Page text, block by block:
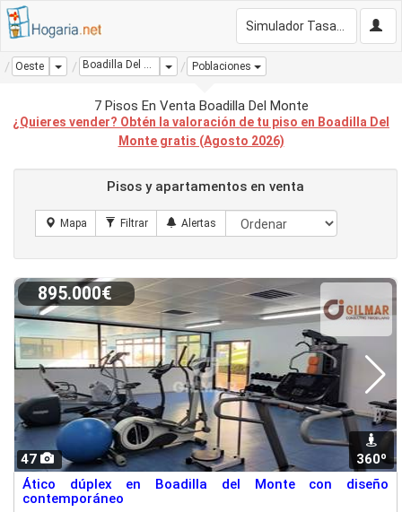
Oeste Dropdown Boadilla Del Monte Dropdown
Poblaciones
7 Pisos En Venta Boadilla Del Monte
¿Quieres vender? Obtén la valoración de tu piso en Boadilla Del
Monte gratis (Agosto 2026)
Pisos y apartamentos en venta
47 360º
895.000€
Ático dúplex en Boadilla del Monte con diseño
contemporáneo